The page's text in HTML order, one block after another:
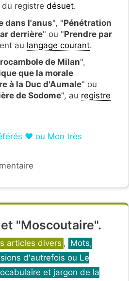
du registre désuet.
dans l'anus", "Pénétration
derrière" ou "Prendre par
au langage courant.
de Milan",
que la morale
à la Duc d'Aumale" ou
de Sodome", au registre
❤ ou Mon très
"Moscoutaire".
articles divers , Mots,
d'autrefois ou Le
et jargon de la